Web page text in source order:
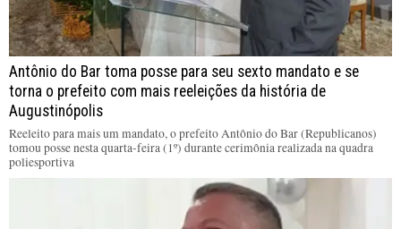
Antônio do Bar toma posse para seu sexto mandato e se
torna o prefeito com mais reeleições da história de
Augustinópolis
Reeleito para mais um mandato, o prefeito Antônio do Bar (Republicanos)
tomou posse nesta quarta-feira (1º) durante cerimônia realizada na quadra
poliesportiva